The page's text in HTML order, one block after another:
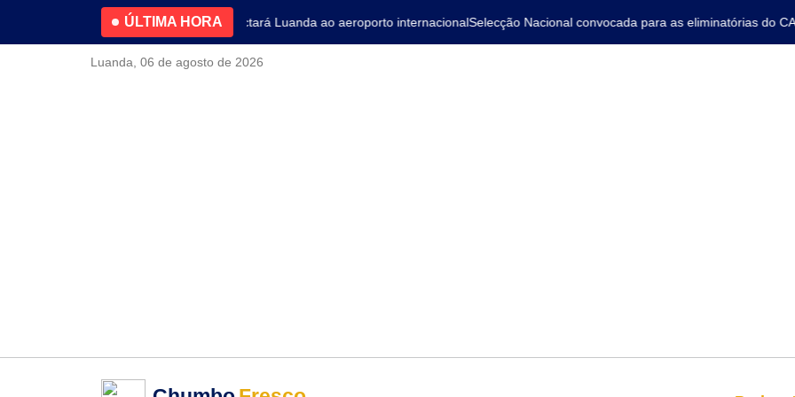
ÚLTIMA HORA
Nova linha de metro conectará Luanda ao aeroporto internacionalSelecção Nacional convocada para as eliminatórias do CAN
Luanda, 06 de agosto de 2026